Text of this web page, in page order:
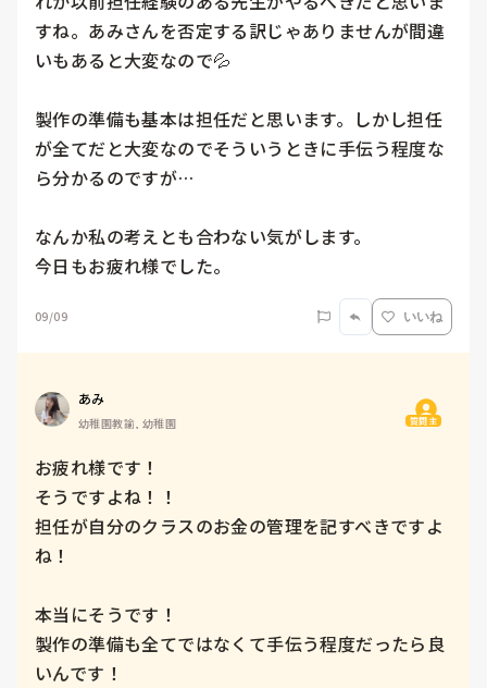
すね。あみさんを否定する訳じゃありませんが間違
いもあると大変なので💦
製作の準備も基本は担任だと思います。しかし担任
が全てだと大変なのでそういうときに手伝う程度な
ら分かるのですが…
なんか私の考えとも合わない気がします。
今日もお疲れ様でした。
09/09 いいね
あみ
幼稚園教諭, 幼稚園 質問主
お疲れ様です！
そうですよね！！
担任が自分のクラスのお金の管理を記すべきですよ
ね！
本当にそうです！
製作の準備も全てではなくて手伝う程度だったら良
いんです！